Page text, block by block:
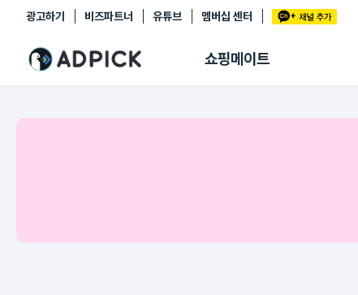
광고하기 비즈파트너 유튜브 멤버십 센터
쇼핑메이트
추천상품
쇼핑 에이전트
링크관리